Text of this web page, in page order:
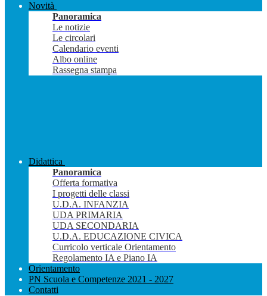
Novità
Panoramica
Le notizie
Le circolari
Calendario eventi
Albo online
Rassegna stampa
Didattica
Panoramica
Offerta formativa
I progetti delle classi
U.D.A. INFANZIA
UDA PRIMARIA
UDA SECONDARIA
U.D.A. EDUCAZIONE CIVICA
Curricolo verticale Orientamento
Regolamento IA e Piano IA
Orientamento
PN Scuola e Competenze 2021 - 2027
Contatti